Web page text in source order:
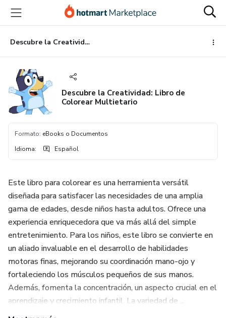
principal
página
de
página
Descubre la Creatividad: Libro de Colorear Multietario
Descubre la Creatividad: Libro de
Colorear Multietario
Formato: eBooks o Documentos
Idioma: Español
Este libro para colorear es una herramienta versátil
diseñada para satisfacer las necesidades de una amplia
gama de edades, desde niños hasta adultos. Ofrece una
experiencia enriquecedora que va más allá del simple
entretenimiento. Para los niños, este libro se convierte en
un aliado invaluable en el desarrollo de habilidades
motoras finas, mejorando su coordinación mano-ojo y
fortaleciendo los músculos pequeños de sus manos.
Además, fomenta la concentración, un aspecto crucial en el
aprendizaje y crecimiento infantil. La variedad de ...